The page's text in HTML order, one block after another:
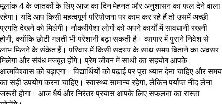
मूलांक 4 के जातकों के लिए आज का दिन मेहनत और अनुशासन का फल देने वाला
रहेगा। यदि आप किसी महत्वपूर्ण परियोजना पर काम कर रहे हैं तो उसमें अच्छी
प्रगति देखने को मिलेगी। नौकरीपेशा लोगों को अपने कार्यों में सावधानी रखनी
होगी, क्योंकि छोटी गलती भी परेशानी बढ़ा सकती है। व्यापार में पुराने निवेश से
लाभ मिलने के संकेत हैं। परिवार में किसी सदस्य के साथ समय बिताने का अवसर
मिलेगा और संबंध मजबूत होंगे। प्रेम जीवन में साथी का सहयोग आपके
आत्मविश्वास को बढ़ाएगा। विद्यार्थियों को पढ़ाई पर पूरा ध्यान देना चाहिए और समय
का सही उपयोग करना चाहिए। स्वास्थ्य सामान्य रहेगा, लेकिन पर्याप्त नींद लेना
जरूरी होगा। आज धैर्य और निरंतर प्रयास आपके लिए सफलता का रास्ता